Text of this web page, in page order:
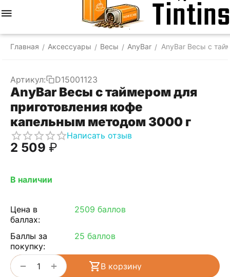
Главная / Аксессуары / Весы / AnyBar / AnyBar Весы с
Артикул: D15001123
AnyBar Весы с таймером для
приготовления кофе
капельным методом 3000 г
Написать отзыв
2 509 ₽
В наличии
Цена в
баллах:
2509 баллов
Баллы за
покупку:
25 баллов
+
−
В корзину
Корзина Отложенные
товары
Аккаунт